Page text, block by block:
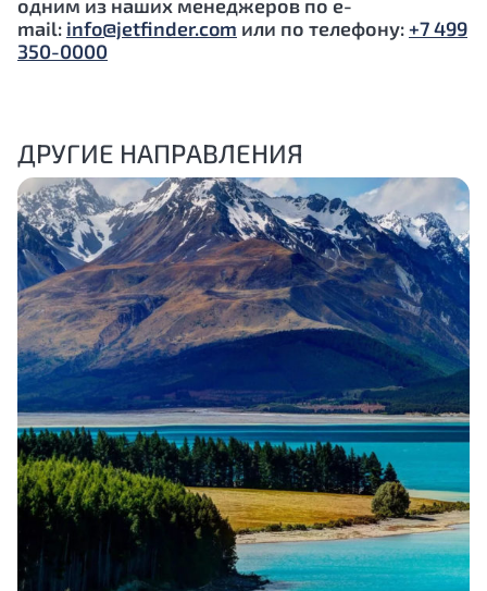
одним из наших менеджеров по e-
mail: info@jetfinder.com или по телефону:+7 499
350-0000
ДРУГИЕ НАПРАВЛЕНИЯ